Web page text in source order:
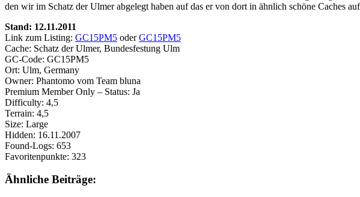
den wir im Schatz der Ulmer abgelegt haben auf das er von dort in ähnlich schöne Caches
Stand: 12.11.2011
Link zum Listing: GC15PM5 oderGC15PM5
Cache: Schatz der Ulmer, Bundesfestung Ulm
GC-Code: GC15PM5
Ort: Ulm, Germany
Owner: Phantomo vom Team bluna
Premium Member Only – Status: Ja
Difficulty: 4,5
Terrain: 4,5
Size: Large
Hidden: 16.11.2007
Found-Logs: 653
Favoritenpunkte: 323
Ähnliche Beiträge: